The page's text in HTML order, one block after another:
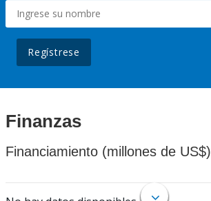
Regístrese
Finanzas
Financiamiento (millones de US$)